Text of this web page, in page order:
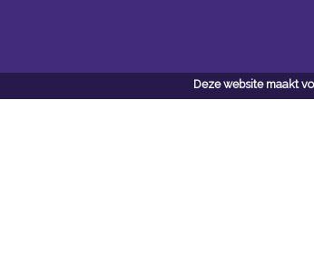
Deze website maakt